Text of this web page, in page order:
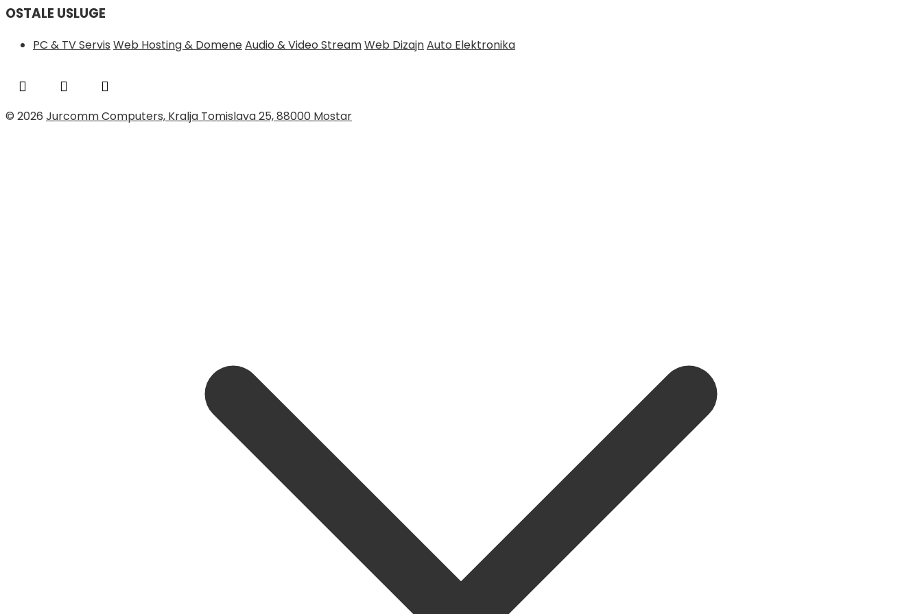
OSTALE USLUGE
PC & TV Servis Web Hosting & DomeneAudio & Video StreamWeb DizajnAuto Elektronika
© 2026 Jurcomm Computers, Kralja Tomislava 25, 88000 Mostar